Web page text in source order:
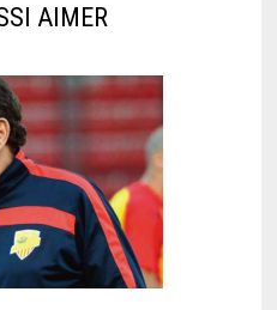
AIMER